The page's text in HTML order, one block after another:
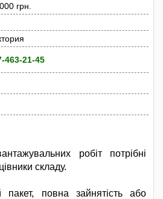
грн.
463-21-45
робіт потрібні
складу.
пакет, повна зайнятість або